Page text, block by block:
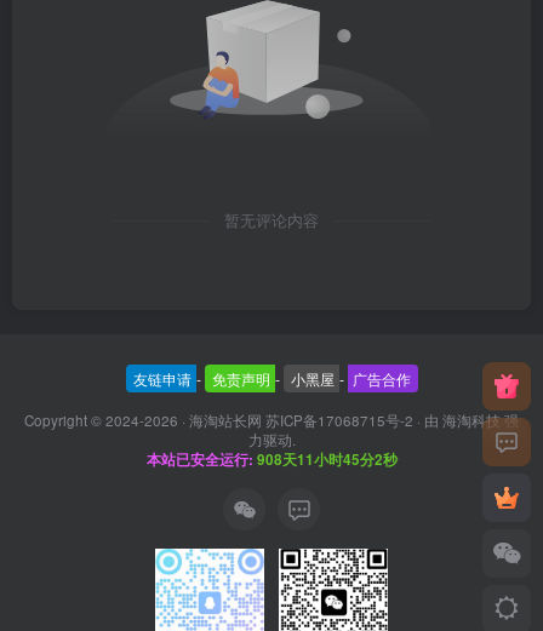
暂无评论内容
友链申请 - 免责声明 - 小黑屋 - 广告合作
Copyright © 2024-2026 · 海淘站长网 苏ICP备17068715号-2 · 由 海淘科技强
力驱动.
本站已安全运行: 908天11小时45分3秒